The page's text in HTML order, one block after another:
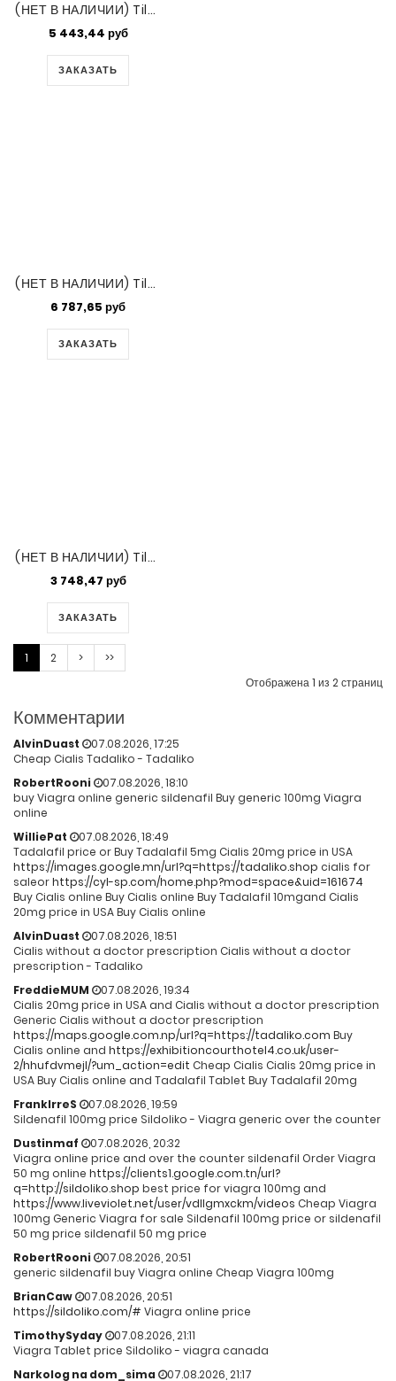
(НЕТ В НАЛИЧИИ) Tila Mix - Grecian Waters Assorted Sized 50gm Bag
5 443,44 руб
ЗАКАЗАТЬ
(НЕТ В НАЛИЧИИ) Tila Mix - Sun Baked Assorted Sized 50gm Bag
6 787,65 руб
ЗАКАЗАТЬ
(НЕТ В НАЛИЧИИ) Tila Mix Coral Reef Assorted Sized 50gm Bag
3 748,47 руб
ЗАКАЗАТЬ
1 2 >
>>
Отображена 1 из 2 страниц
Комментарии
AlvinDuast
07.08.2026, 17:25
Cheap Cialis Tadaliko - Tadaliko
RobertRooni
07.08.2026, 18:10
buy Viagra online generic sildenafil Buy generic 100mg Viagra
online
WilliePat
07.08.2026, 18:49
Tadalafil price or Buy Tadalafil 5mg Cialis 20mg price in USA
https://images.google.mn/url?q=https://tadaliko.shop cialis for
saleorhttps://cyl-sp.com/home.php?mod=space&uid=161674
Buy Cialis online Buy Cialis online Buy Tadalafil 10mgand Cialis
20mg price in USA Buy Cialis online
AlvinDuast
07.08.2026, 18:51
Cialis without a doctor prescription Cialis without a doctor
prescription - Tadaliko
FreddieMUM
07.08.2026, 19:34
Cialis 20mg price in USA and Cialis without a doctor prescription
Generic Cialis without a doctor prescription
https://maps.google.com.np/url?q=https://tadaliko.com Buy
Cialis online and https://exhibitioncourthotel4.co.uk/user-
2/hhufdvmejl/?um_action=edit Cheap Cialis Cialis 20mg price in
USA Buy Cialis online and Tadalafil Tablet Buy Tadalafil 20mg
FrankIrreS
07.08.2026, 19:59
Sildenafil 100mg price Sildoliko - Viagra generic over the counter
Dustinmaf
07.08.2026, 20:32
Viagra online price and over the counter sildenafil Order Viagra
50 mg online https://clients1.google.com.tn/url?
q=http://sildoliko.shop best price for viagra 100mg and
https://www.liveviolet.net/user/vdllgmxckm/videos Cheap Viagra
100mg Generic Viagra for sale Sildenafil 100mg price or sildenafil
50 mg price sildenafil 50 mg price
RobertRooni
07.08.2026, 20:51
generic sildenafil buy Viagra online Cheap Viagra 100mg
BrianCaw
07.08.2026, 20:51
https://sildoliko.com/# Viagra online price
TimothySyday
07.08.2026, 21:11
Viagra Tablet price Sildoliko - viagra canada
Narkolog na dom_sima
07.08.2026, 21:17